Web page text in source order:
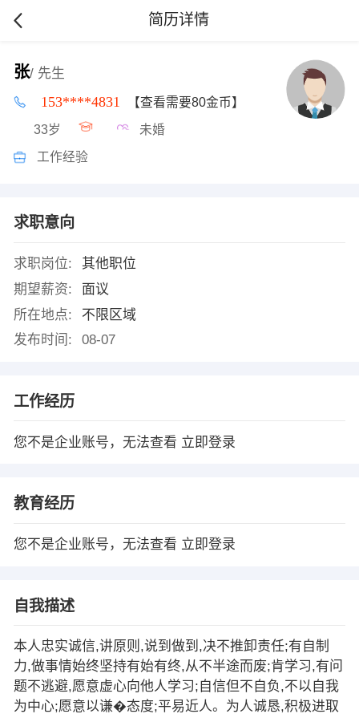
简历详情
张/ 先生
153****4831 【查看需要80金币】
33岁 未婚
工作经验
求职意向
求职岗位:
其他职位
期望薪资:
面议
所在地点:
不限区域
发布时间:
08-07
工作经历
您不是企业账号，无法查看 立即登录
教育经历
您不是企业账号，无法查看 立即登录
自我描述
本人忠实诚信,讲原则,说到做到,决不推卸责任;有自制
力,做事情始终坚持有始有终,从不半途而废;肯学习,有问
题不逃避,愿意虚心向他人学习;自信但不自负,不以自我
为中心;愿意以谦�态度;平易近人。为人诚恳,积极进取